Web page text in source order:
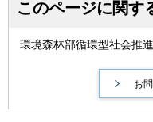
このページに関す
環境森林部循環型社会推